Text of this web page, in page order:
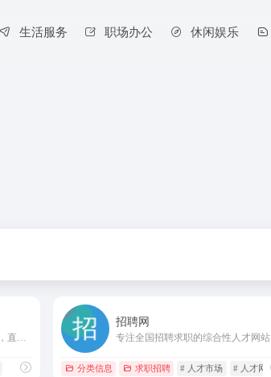
生活服务 职场办公 休闲娱乐
招聘网
专注全国招聘求职的综合性人才网站
分类信息 求职招聘 # 人才市场 # 人才网